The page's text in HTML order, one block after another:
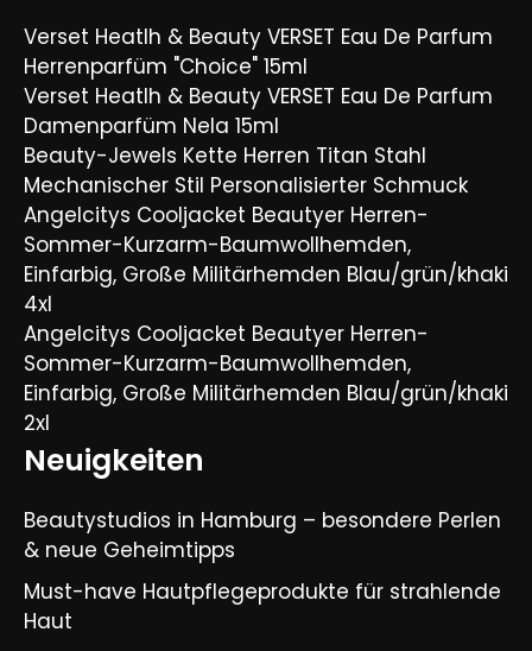
Verset Heatlh & Beauty VERSET Eau De Parfum
Herrenparfüm "Choice" 15ml
Verset Heatlh & Beauty VERSET Eau De Parfum
Damenparfüm Nela 15ml
Beauty-Jewels Kette Herren Titan Stahl
Mechanischer Stil Personalisierter Schmuck
Angelcitys Cooljacket Beautyer Herren-
Sommer-Kurzarm-Baumwollhemden,
Einfarbig, Große Militärhemden Blau/grün/khaki
4xl
Angelcitys Cooljacket Beautyer Herren-
Sommer-Kurzarm-Baumwollhemden,
Einfarbig, Große Militärhemden Blau/grün/khaki
2xl
Neuigkeiten
Beautystudios in Hamburg – besondere Perlen
& neue Geheimtipps
Must-have Hautpflegeprodukte für strahlende
Haut